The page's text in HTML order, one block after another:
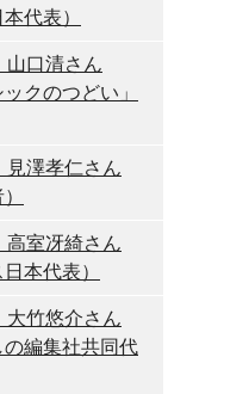
代表）
口清さん
クのつどい」
澤孝仁さん
室冴綺さん
本代表）
竹悠介さん
の編集社共同代